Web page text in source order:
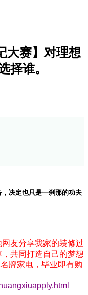
大赛】对理想
择谁。
决定也只是一刹那的功夫
友分享我家的装修过
共同打造自己的梦想
牌家电，毕业即有购